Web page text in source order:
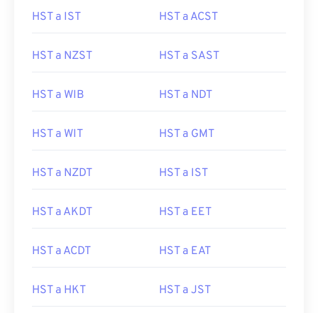
HST a IST HST a ACST
HST a NZST HST a SAST
HST a WIB HST a NDT
HST a WIT HST a GMT
HST a NZDT HST a IST
HST a AKDT HST a EET
HST a ACDT HST a EAT
HST a HKT HST a JST